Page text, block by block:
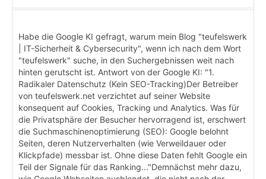
Habe die Google KI gefragt, warum mein Blog "teufelswerk
| IT-Sicherheit & Cybersecurity", wenn ich nach dem Wort
"teufelswerk" suche, in den Suchergebnissen weit nach
hinten gerutscht ist. Antwort von der Google KI: "1.
Radikaler Datenschutz (Kein SEO-Tracking)Der Betreiber
von teufelswerk.net verzichtet auf seiner Website
konsequent auf Cookies, Tracking und Analytics. Was für
die Privatsphäre der Besucher hervorragend ist, erschwert
die Suchmaschinenoptimierung (SEO): Google belohnt
Seiten, deren Nutzerverhalten (wie Verweildauer oder
Klickpfade) messbar ist. Ohne diese Daten fehlt Google ein
Teil der Signale für das Ranking..."Demnächst mehr dazu,